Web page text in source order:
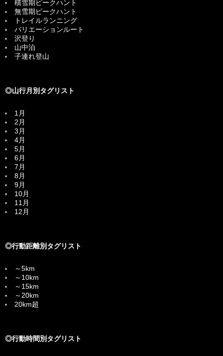
積雪期ピークハント
無雪期ピークハント
トレイルランニング
バリエーションルート
沢登り
山中泊
子連れ登山
◎山行月別タグリスト
1月
2月
3月
4月
5月
6月
7月
8月
9月
10月
11月
12月
◎行動距離別タグリスト
～5km
～10km
～15km
～20km
20km超
◎行動時間別タグリスト